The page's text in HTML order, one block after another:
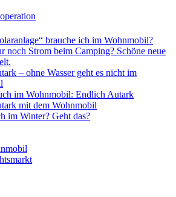
brauche ich im Wohnmobil?
noch Strom beim Camping? Schöne neue
– ohne Wasser geht es nicht im
im Wohnmobil: Endlich Autark
mit dem Wohnmobil
im Winter? Geht das?